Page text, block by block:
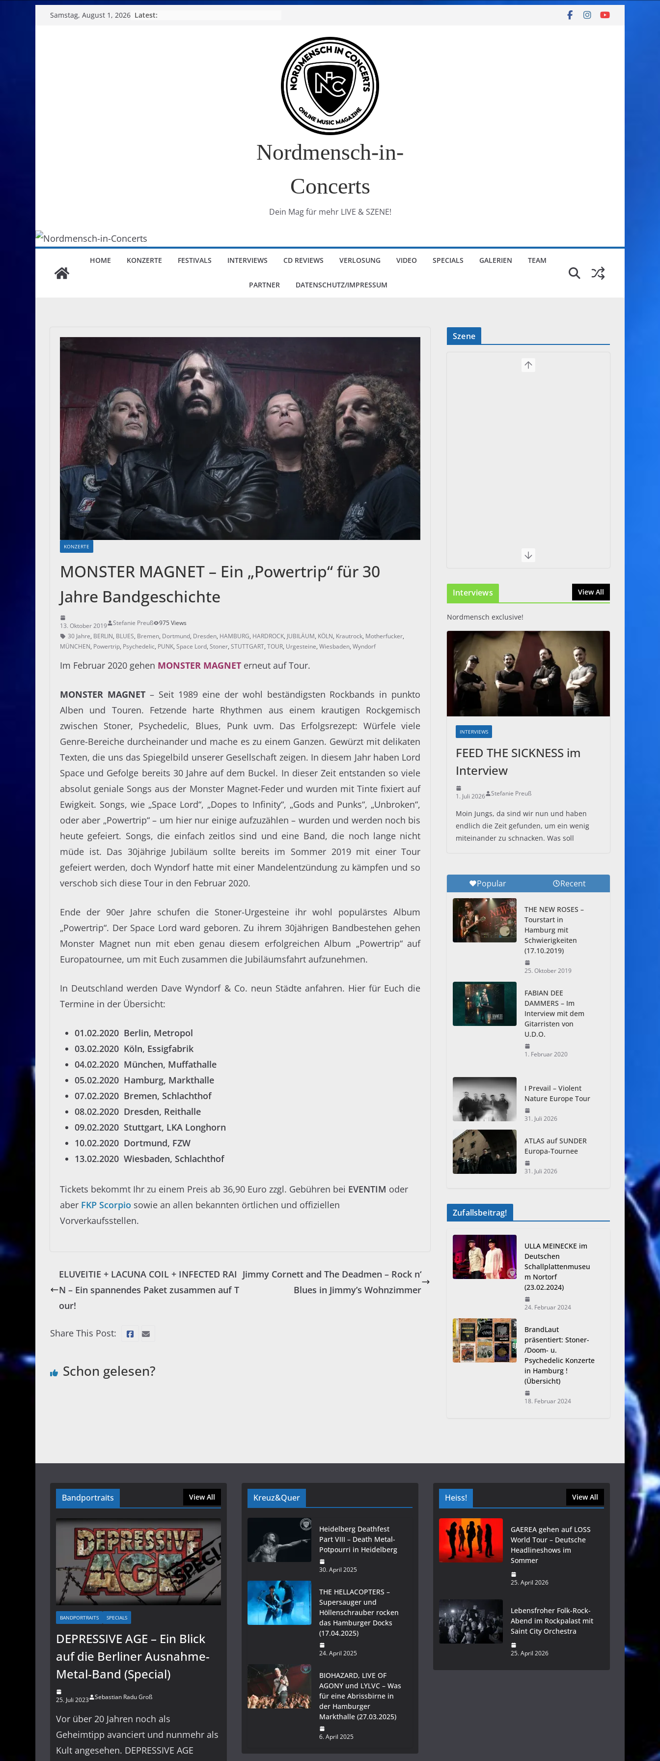
SkipSamstag, August 1, 2026 Latest:
Nordmensch-in-
Concerts
Dein Mag für mehr LIVE & SZENE!
HOME KONZERTE FESTIVALS INTERVIEWS CD REVIEWS VERLOSUNG VIDEO SPECIALS GALERIEN TEAM
PARTNER DATENSCHUTZ/IMPRESSUM
KONZERTE
MONSTER MAGNET – Ein „Powertrip“ für 30
Jahre Bandgeschichte
13. Oktober 2019 Stefanie Preuß
975 Views
30 Jahre, BERLIN, BLUES, Bremen, Dortmund, Dresden, HAMBURG, HARDROCK, JUBILÄUM, KÖLN, Krautrock, Motherfucker,
MÜNCHEN, Powertrip, Psychedelic, PUNK, Space Lord, Stoner, STUTTGART, TOUR, Urgesteine, Wiesbaden, Wyndorf
Im Februar 2020 gehen MONSTER MAGNET erneut auf Tour.
MONSTER MAGNET– Seit 1989 eine der wohl beständigsten Rockbands in punkto
Alben und Touren. Fetzende harte Rhythmen aus einem krautigen Rockgemisch
zwischen Stoner, Psychedelic, Blues, Punk uvm. Das Erfolgsrezept: Würfele viele
Genre-Bereiche durcheinander und mache es zu einem Ganzen. Gewürzt mit delikaten
Texten, die uns das Spiegelbild unserer Gesellschaft zeigen. In diesem Jahr haben Lord
Space und Gefolge bereits 30 Jahre auf dem Buckel. In dieser Zeit entstanden so viele
absolut geniale Songs aus der Monster Magnet-Feder und wurden mit Tinte fixiert auf
Ewigkeit. Songs, wie „Space Lord“, „Dopes to Infinity“, „Gods and Punks“, „Unbroken“,
oder aber „Powertrip“ – um hier nur einige aufzuzählen – wurden und werden noch bis
heute gefeiert. Songs, die einfach zeitlos sind und eine Band, die noch lange nicht
müde ist. Das 30jährige Jubiläum sollte bereits im Sommer 2019 mit einer Tour
gefeiert werden, doch Wyndorf hatte mit einer Mandelentzündung zu kämpfen und so
verschob sich diese Tour in den Februar 2020.
Ende der 90er Jahre schufen die Stoner-Urgesteine ihr wohl populärstes Album
„Powertrip“. Der Space Lord ward geboren. Zu ihrem 30jährigen Bandbestehen gehen
Monster Magnet nun mit eben genau diesem erfolgreichen Album „Powertrip“ auf
Europatournee, um mit Euch zusammen die Jubiläumsfahrt aufzunehmen.
In Deutschland werden Dave Wyndorf & Co. neun Städte anfahren. Hier für Euch die
Termine in der Übersicht:
01.02.2020 Berlin, Metropol
03.02.2020 Köln, Essigfabrik
04.02.2020 München, Muffathalle
05.02.2020 Hamburg, Markthalle
07.02.2020 Bremen, Schlachthof
08.02.2020 Dresden, Reithalle
09.02.2020 Stuttgart, LKA Longhorn
10.02.2020 Dortmund, FZW
13.02.2020 Wiesbaden, Schlachthof
Tickets bekommt Ihr zu einem Preis ab 36,90 Euro zzgl. Gebühren bei EVENTIM oder
aber FKP Scorpio sowie an allen bekannten örtlichen und offiziellen
Vorverkaufsstellen.
ELUVEITIE + LACUNA COIL + INFECTED RAI
N – Ein spannendes Paket zusammen auf T
our!
Jimmy Cornett and The Deadmen – Rock n‘
Blues in Jimmy’s Wohnzimmer
Share This Post:
Schon gelesen?
Szene
Interviews View All
Nordmensch exclusive!
INTERVIEWS
FEED THE SICKNESS im
Interview
1. Juli 2026 Stefanie Preuß
Moin Jungs, da sind wir nun und haben
endlich die Zeit gefunden, um ein wenig
miteinander zu schnacken. Was soll
Popular Recent
THE NEW ROSES –
Tourstart in
Hamburg mit
Schwierigkeiten
(17.10.2019)
25. Oktober 2019
FABIAN DEE
DAMMERS – Im
Interview mit dem
Gitarristen von
U.D.O.
1. Februar 2020
I Prevail – Violent
Nature Europe Tour
31. Juli 2026
ATLAS auf SUNDER
Europa-Tournee
31. Juli 2026
Zufallsbeitrag!
ULLA MEINECKE im
Deutschen
Schallplattenmuseu
m Nortorf
(23.02.2024)
24. Februar 2024
BrandLaut
präsentiert: Stoner-
/Doom- u.
Psychedelic Konzerte
in Hamburg !
(Übersicht)
18. Februar 2024
Bandportraits View All
BANDPORTRAITS SPECIALS
DEPRESSIVE AGE – Ein Blick
auf die Berliner Ausnahme-
Metal-Band (Special)
25. Juli 2023 Sebastian Radu Groß
Vor über 20 Jahren noch als
Geheimtipp avanciert und nunmehr als
Kult angesehen. DEPRESSIVE AGE
Kreuz&Quer
Heidelberg Deathfest
Part VIII – Death Metal-
Potpourri in Heidelberg
30. April 2025
THE HELLACOPTERS –
Supersauger und
Höllenschrauber rocken
das Hamburger Docks
(17.04.2025)
24. April 2025
BIOHAZARD, LIVE OF
AGONY und LYLVC – Was
für eine Abrissbirne in
der Hamburger
Markthalle (27.03.2025)
6. April 2025
Heiss! View All
GAEREA gehen auf LOSS
World Tour – Deutsche
Headlineshows im
Sommer
25. April 2026
Lebensfroher Folk-Rock-
Abend im Rockpalast mit
Saint City Orchestra
25. April 2026